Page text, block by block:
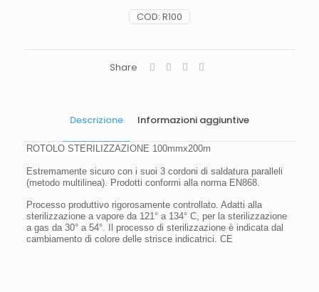
COD: R100
Share
Descrizione Informazioni aggiuntive
ROTOLO STERILIZZAZIONE 100mmx200m
Estremamente sicuro con i suoi 3 cordoni di saldatura paralleli
(metodo multilinea). Prodotti conformi alla norma EN868.
Processo produttivo rigorosamente controllato. Adatti alla
sterilizzazione a vapore da 121° a 134° C, per la sterilizzazione
a gas da 30° a 54°. Il processo di sterilizzazione è indicata dal
cambiamento di colore delle strisce indicatrici. CE